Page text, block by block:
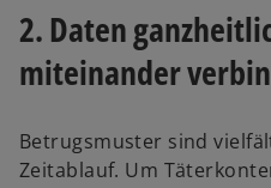
2. Daten
miteinander
Betrugsmuster sind
Zeitablauf. Um